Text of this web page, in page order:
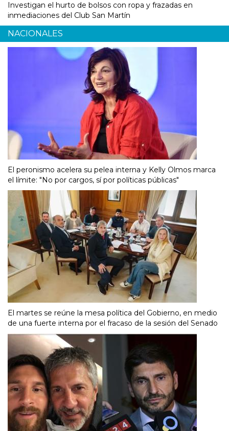
Investigan el hurto de bolsos con ropa y frazadas en
inmediaciones del Club San Martín
NACIONALES
El peronismo acelera su pelea interna y Kelly Olmos marca
el límite: "No por cargos, sí por políticas públicas"
El martes se reúne la mesa política del Gobierno, en medio
de una fuerte interna por el fracaso de la sesión del Senado